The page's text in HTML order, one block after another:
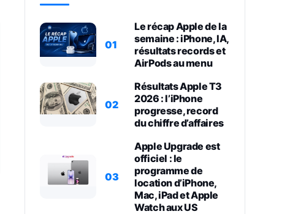
01
Le récap Apple de la
semaine : iPhone, IA,
résultats records et
AirPods au menu
02
Résultats Apple T3
2026 : l’iPhone
progresse, record
du chiffre d’affaires
03
Apple Upgrade est
officiel : le
programme de
location d’iPhone,
Mac, iPad et Apple
Watch aux US